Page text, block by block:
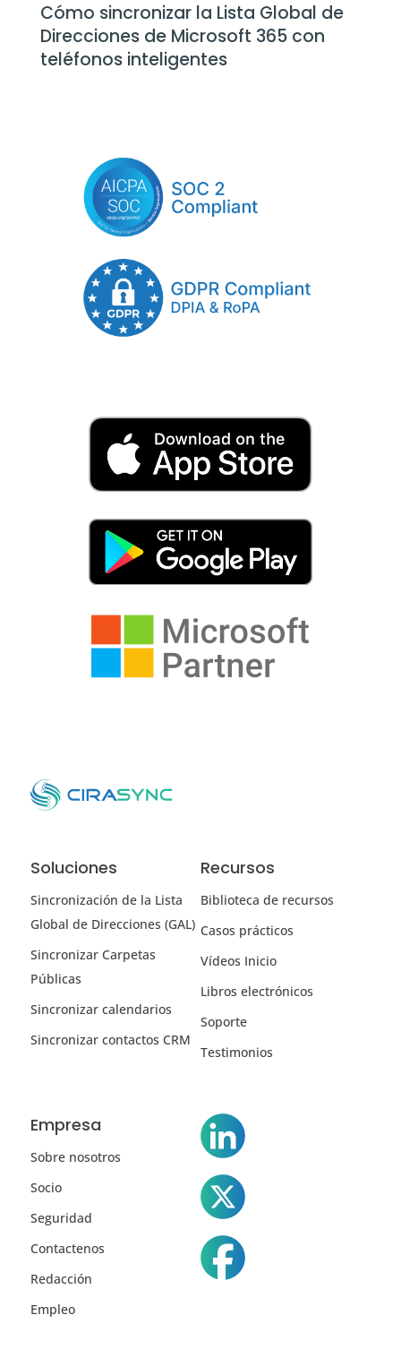
Cómo sincronizar la Lista Global de
Direcciones de Microsoft 365 con
teléfonos inteligentes
Soluciones
Sincronización de la Lista
Global de Direcciones (GAL)
Sincronizar Carpetas
Públicas
Sincronizar calendarios
Sincronizar contactos CRM
Recursos
Biblioteca de recursos
Casos prácticos
Vídeos Inicio
Libros electrónicos
Soporte
Testimonios
Empresa
Sobre nosotros
Socio
Seguridad
Contactenos
Redacción
Empleo